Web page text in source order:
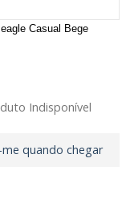
Casual Bege
Indisponível
me quando chegar